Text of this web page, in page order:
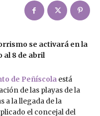
se activará en la
al 8 de abril
de Peñíscola está
de las playas de la
a la llegada de la
el concejal del